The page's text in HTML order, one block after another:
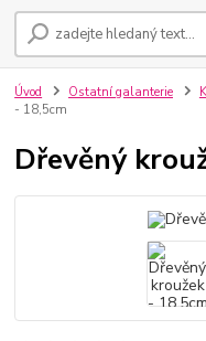
Úvod Ostatní galanterie
- 18,5cm
Dřevěný